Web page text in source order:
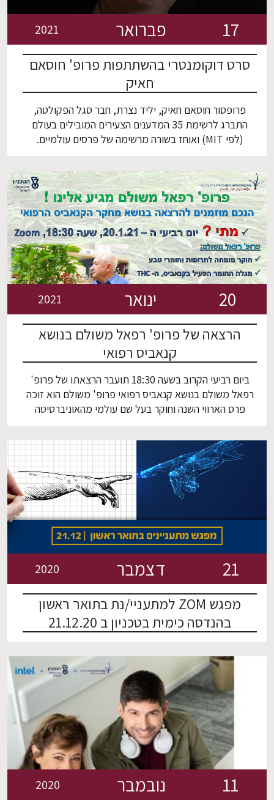
17 פברואר 2021
סרט דוקומנטרי בהשתתפות פרופ' חוסאם
חאיק
פרופסור חוסאם חאיק, יליד נצרת, חבר סגל הפקולטה,
התברג לרשימת 35 המדענים הצעירים המובילים בעולם
(לפי MIT) ואוחז בשורה מרשימה של פרסים עולמיים.
Nose, אף אלקטרוני ננומטרי שמאבחן סרטן בשניות בודדות.
אלא שלצד ההישגים שלו, הפרופ׳ המצליח חי גם בקונפליקט
זהות מתמשך, שמביא אותו לגייס את הצלחתו לשינוי […]
20 ינואר 2021
הרצאה של פרופ' רפאל משולם בנושא
קנאביס רפואי
ביום רביעי הקרוב בשעה 18:30 תועבר הרצאתו של פרופ'
רפאל משולם בנושא קנאביס רפואי פרופ' משולם הוא זוכה
פרס הארווי השנה וחוקר בעל שם עולמי מהאוניברסיטה
בפקולטה שלנו הוא הסכים לתת את ההרצאה. בסיום
ההרצאה הוא ישיב לשאלות. הרישום בלינק לחץ
21 דצמבר 2020
מפגש ZOM למתעניי/נת בתואר ראשון
בהנדסה כימית בטכניון ב 21.12.20
11 נובמבר 2020